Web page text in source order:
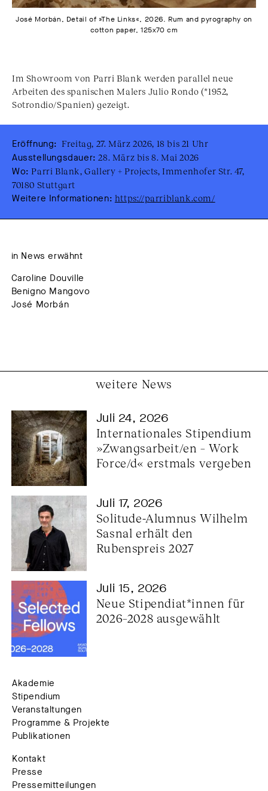
José Morbán, Detail of »The Links«, 2026. Rum and pyrography on
cotton paper, 125x70 cm
Im Showroom von Parri Blank werden parallel neue
Arbeiten des spanischen Malers Julio Rondo (*1952,
Sotrondio/Spanien) gezeigt.
Eröffnung: Freitag, 27. März 2026, 18 bis 21 Uhr
Ausstellungsdauer: 28. März bis 8. Mai 2026
Wo: Parri Blank, Gallery + Projects, Immenhofer Str. 47,
70180 Stuttgart
Weitere Informationen: https://parriblank.com/
in News erwähnt
Caroline Douville
Benigno Mangovo
José Morbán
weitere News
Juli 24, 2026
Internationales Stipendium
»Zwangsarbeit/en – Work
Force/d« erstmals vergeben
Juli 17, 2026
Solitude-Alumnus Wilhelm
Sasnal erhält den
Rubenspreis 2027
Juli 15, 2026
Neue Stipendiat*innen für
2026–2028 ausgewählt
Akademie
Stipendium
Veranstaltungen
Programme & Projekte
Publikationen
Kontakt
Presse
Pressemitteilungen